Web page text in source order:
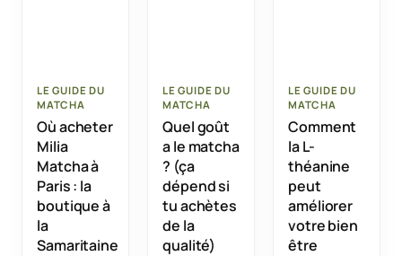
LE GUIDE DU
MATCHA
Où acheter
Milia
Matcha à
Paris : la
boutique à
la
Samaritaine
LE GUIDE DU
MATCHA
Quel goût
a le matcha
? (ça
dépend si
tu achètes
de la
qualité)
LE GUIDE DU
MATCHA
Comment
la L-
théanine
peut
améliorer
votre bien
être